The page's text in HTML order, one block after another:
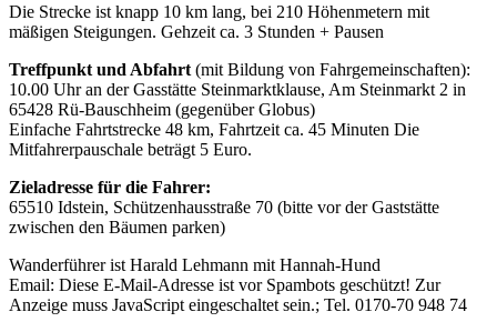
Die Strecke ist knapp 10 km lang, bei 210 Höhenmetern mit
mäßigen Steigungen. Gehzeit ca. 3 Stunden + Pausen
Treffpunkt und Abfahrt (mit Bildung von Fahrgemeinschaften):
10.00 Uhr an der Gasstätte Steinmarktklause, Am Steinmarkt 2 in
65428 Rü-Bauschheim (gegenüber Globus)
Einfache Fahrtstrecke 48 km, Fahrtzeit ca. 45 Minuten Die
Mitfahrerpauschale beträgt 5 Euro.
Zieladresse für die Fahrer:
65510 Idstein, Schützenhausstraße 70 (bitte vor der Gaststätte
zwischen den Bäumen parken)
Wanderführer ist Harald Lehmann mit Hannah-Hund
Email: Diese E-Mail-Adresse ist vor Spambots geschützt! Zur
Anzeige muss JavaScript eingeschaltet sein.; Tel. 0170-70 948 74